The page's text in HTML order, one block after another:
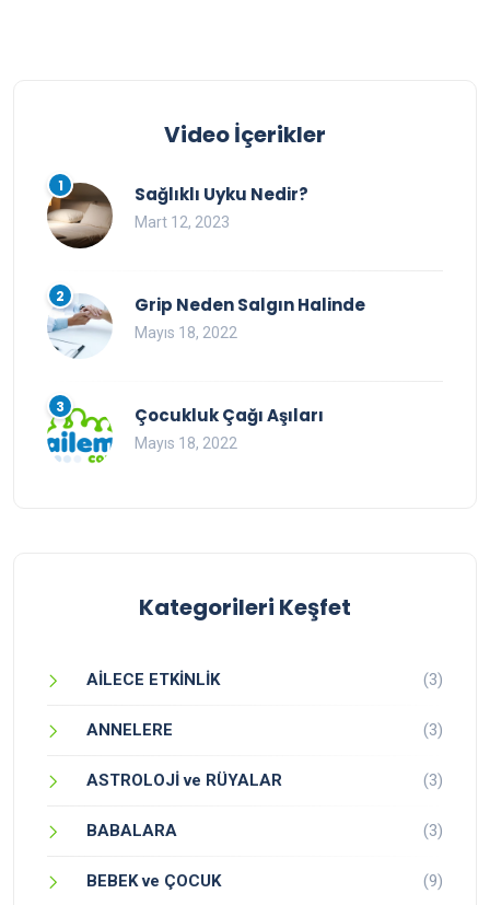
Video İçerikler
1 Sağlıklı Uyku Nedir?
Mart 12, 2023
2 Grip Neden Salgın Halinde
Mayıs 18, 2022
3 Çocukluk Çağı Aşıları
Mayıs 18, 2022
Kategorileri Keşfet
AİLECE ETKİNLİK (3)
ANNELERE (3)
ASTROLOJİ ve RÜYALAR (3)
BABALARA (3)
BEBEK ve ÇOCUK (9)